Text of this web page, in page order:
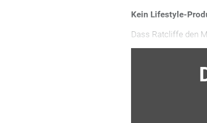
Kein Lifestyle-
Dass Ratcliffe den